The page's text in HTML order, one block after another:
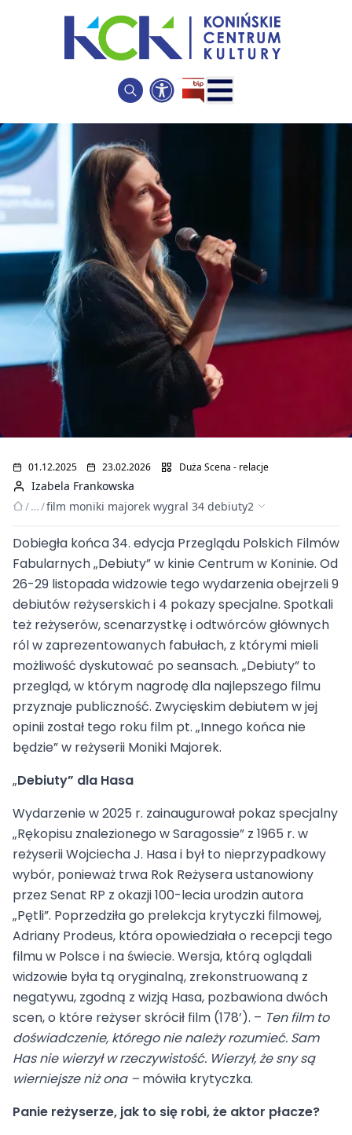
Film Moniki Majorek
wygrał 34. „Debiuty”
01.12.2025 23.02.2026 Duża Scena - relacje
Izabela Frankowska
/…/film moniki majorek wygral 34 debiuty2
Dobiegła końca 34. edycja Przeglądu Polskich Filmów
Fabularnych „Debiuty” w kinie Centrum w Koninie. Od
26-29 listopada widzowie tego wydarzenia obejrzeli 9
debiutów reżyserskich i 4 pokazy specjalne. Spotkali
też reżyserów, scenarzystkę i odtwórców głównych
ról w zaprezentowanych fabułach, z którymi mieli
możliwość dyskutować po seansach. „Debiuty” to
przegląd, w którym nagrodę dla najlepszego filmu
przyznaje publiczność. Zwycięskim debiutem w jej
opinii został tego roku film pt. „Innego końca nie
będzie” w reżyserii Moniki Majorek.
„Debiuty” dla Hasa
Wydarzenie w 2025 r. zainaugurował pokaz specjalny
„Rękopisu znalezionego w Saragossie” z 1965 r. w
reżyserii Wojciecha J. Hasa i był to nieprzypadkowy
wybór, ponieważ trwa Rok Reżysera ustanowiony
przez Senat RP z okazji 100-lecia urodzin autora
„Pętli”. Poprzedziła go prelekcja krytyczki filmowej,
Adriany Prodeus, która opowiedziała o recepcji tego
filmu w Polsce i na świecie. Wersja, którą oglądali
widzowie była tą oryginalną, zrekonstruowaną z
negatywu, zgodną z wizją Hasa, pozbawiona dwóch
scen, o które reżyser skrócił film (178’). – Ten film to
doświadczenie, którego nie należy rozumieć. Sam
Has nie wierzył w rzeczywistość. Wierzył, że sny są
wierniejsze niż ona – mówiła krytyczka.
Panie reżyserze, jak to się robi, że aktor płacze?